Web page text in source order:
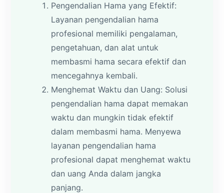
Pengendalian Hama yang Efektif:
Layanan pengendalian hama
profesional memiliki pengalaman,
pengetahuan, dan alat untuk
membasmi hama secara efektif dan
mencegahnya kembali.
Menghemat Waktu dan Uang: Solusi
pengendalian hama dapat memakan
waktu dan mungkin tidak efektif
dalam membasmi hama. Menyewa
layanan pengendalian hama
profesional dapat menghemat waktu
dan uang Anda dalam jangka
panjang.